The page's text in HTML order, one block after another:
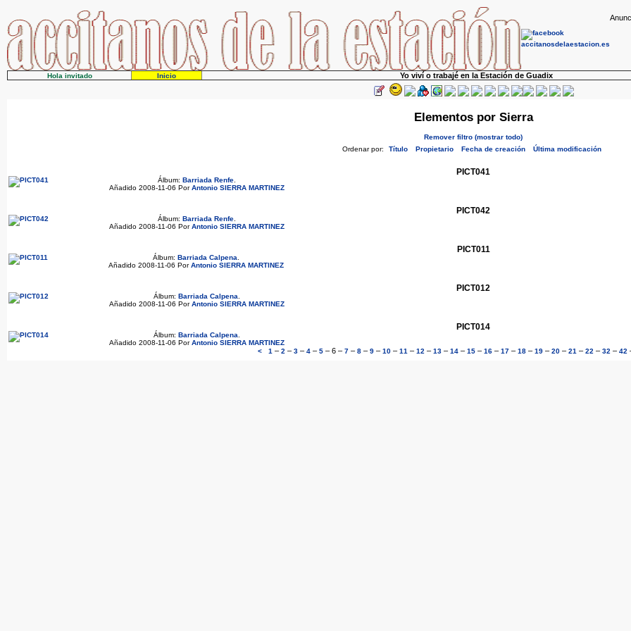
Hola invitado Inicio Yo viví o trabajé en la Estación de Guadix
Elementos por Sierra
Remover filtro (mostrar todo)
Ordenar por:
Título Propietario Fecha de creación Última modificación
PICT041
Álbum: Barriada Renfe.
Añadido 2008-11-06 PorAntonio SIERRA MARTINEZ
PICT042
Álbum: Barriada Renfe.
Añadido 2008-11-06 PorAntonio SIERRA MARTINEZ
PICT011
Álbum: Barriada Calpena
Añadido 2008-11-06 PorAntonio SIERRA MARTINEZ
PICT012
Álbum: Barriada Calpena
Añadido 2008-11-06 PorAntonio SIERRA MARTINEZ
PICT014
Álbum: Barriada Calpena
Añadido 2008-11-06 PorAntonio SIERRA MARTINEZ
<
1 – 2 – 3 – 4 – 5 – 6 – 7 – 8 – 9 – 10 – 11 – 12 – 13 – 14 – 15 – 16 – 17 – 18 – 19 – 20 – 21 – 22 – 32 – 42